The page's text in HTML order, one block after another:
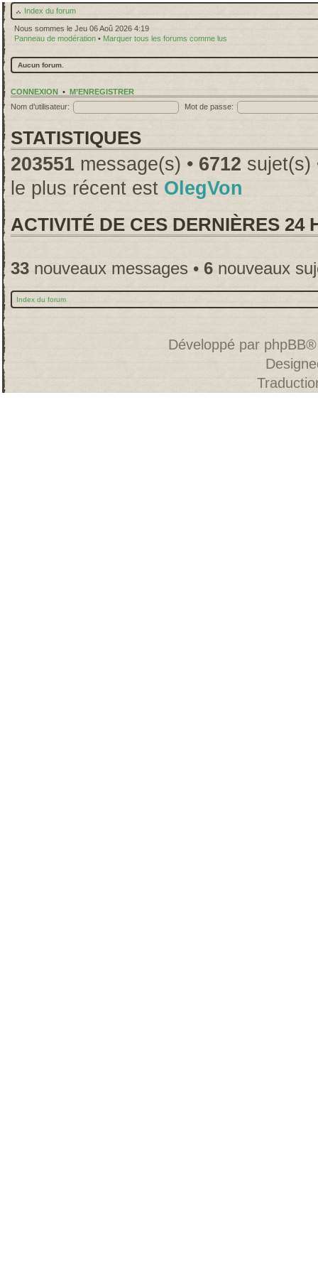
Index du forum
Nous sommes le Jeu 06 Aoû 2026 4:19
Panneau de modération • Marquer tous les forums comme lus
Aucun forum.
CONNEXION • M’ENREGISTRER
Nom d’utilisateur:
Mot de passe:
STATISTIQUES
203551 message(s) • 6712 sujet(s)
le plus récent est OlegVon
ACTIVITÉ DE CES DERNIÈRES 24
33 nouveaux messages • 6 nouveaux
Index du forum
Développé par phpBB®